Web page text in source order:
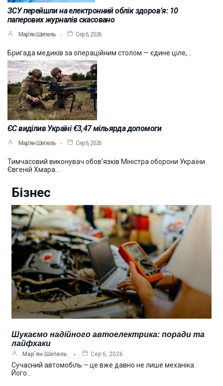
ЗСУ перейшли на електронний облік здоров’я: 10
паперових журналів скасовано
Мар’ян Шепель Сер 6, 2026
Бригада медиків за операційним столом — єдине ціле,…
ЄС виділив Україні €3,47 мільярда допомоги
Мар’ян Шепель Сер 6, 2026
Тимчасовий виконувач обов’язків Міністра оборони України
Євгеній Хмара…
Бізнес
Шукаємо надійного автоелектрика: поради та
лайфхаки
Мар’ян Шепель Сер 6, 2026
Сучасний автомобіль – це вже давно не лише механіка.
Його…